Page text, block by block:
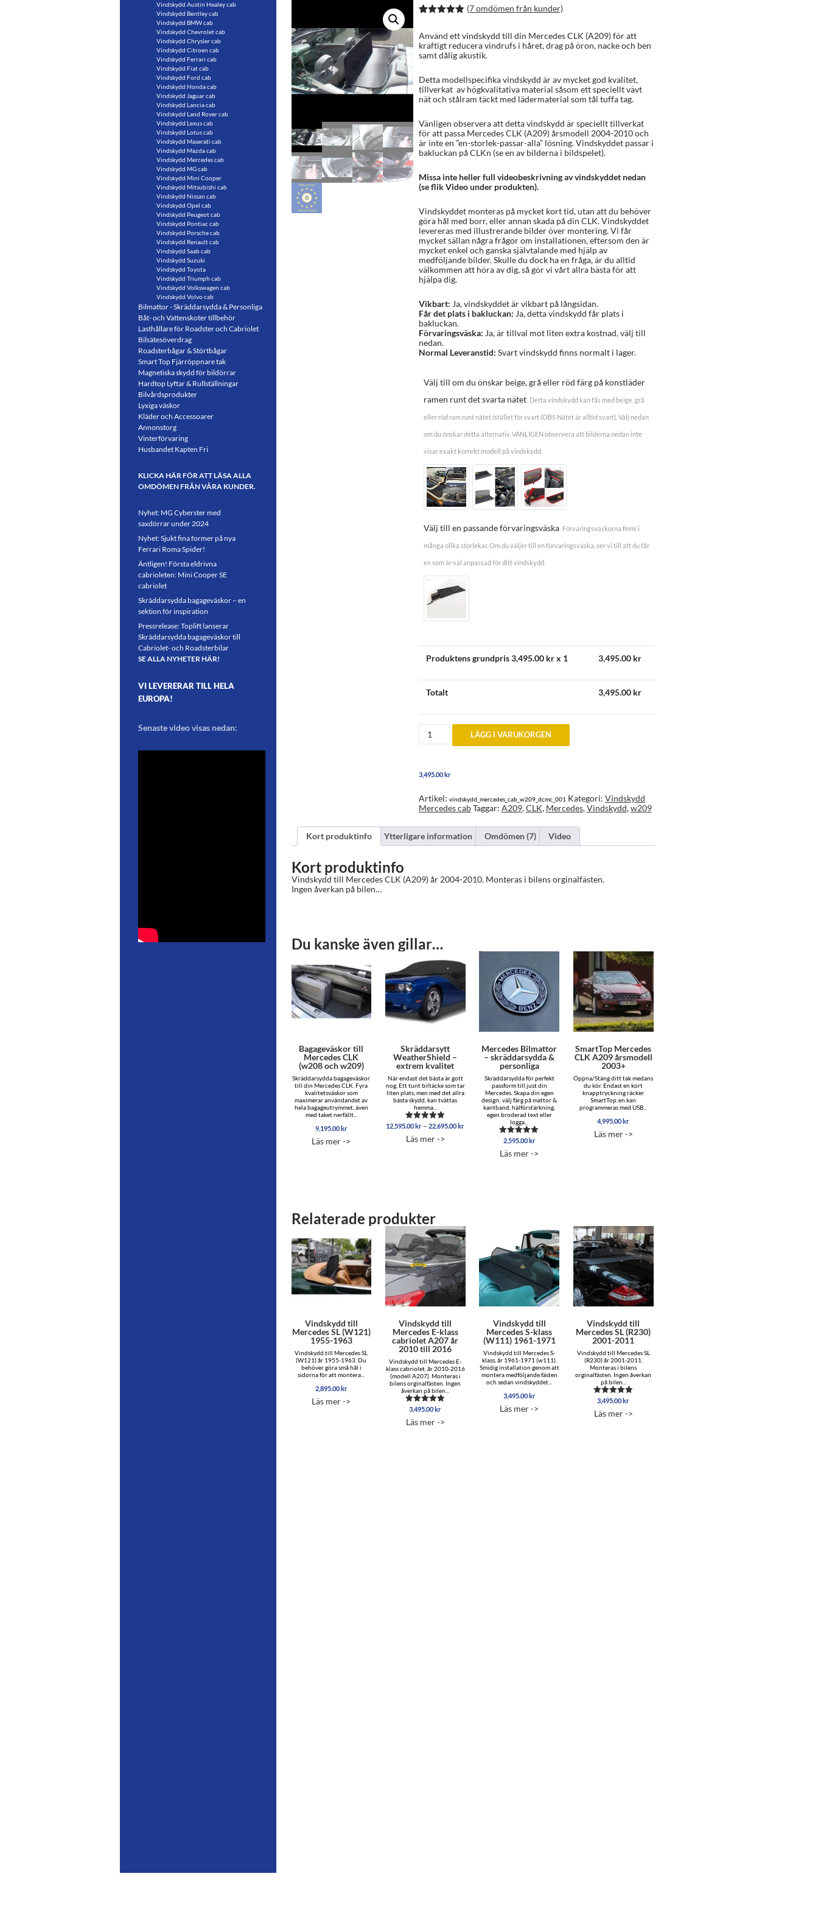
baserat på
kundrecens
ioner
(7omdömen från kunder)
Använd ett vindskydd till din Mercedes CLK (A209) för att
kraftigt reducera vindrufs i håret, drag på öron, nacke och ben
samt dålig akustik.
Detta modellspecifika vindskydd är av mycket god kvalitet,
tillverkat av högkvalitativa material såsom ett speciellt vävt
nät och stålram täckt med lädermaterial som tål tuffa tag.
Vänligen observera att detta vindskydd är speciellt tillverkat
för att passa Mercedes CLK (A209) årsmodell 2004-2010 och
är inte en ”en-storlek-passar-alla” lösning. Vindskyddet passar i
bakluckan på CLKn (se en av bilderna i bildspelet).
Missa inte heller full videobeskrivning av vindskyddet nedan
(se flik Video under produkten).
Vindskyddet monteras på mycket kort tid, utan att du behöver
göra hål med borr, eller annan skada på din CLK. Vindskyddet
levereras med illustrerande bilder över montering. Vi får
mycket sällan några frågor om installationen, eftersom den är
mycket enkel och ganska självtalande med hjälp av
medföljande bilder. Skulle du dock ha en fråga, är du alltid
välkommen att höra av dig, så gör vi vårt allra bästa för att
hjälpa dig.
Vikbart: Ja, vindskyddet är vikbart på långsidan.
Får det plats i bakluckan: Ja, detta vindskydd får plats i
bakluckan.
Förvaringsväska: Ja, är tillval mot liten extra kostnad, välj till
nedan.
Normal Leveranstid: Svart vindskydd finns normalt i lager.
Välj till om du önskar beige, grå eller röd färg på konstläder
ramen runt det svarta nätet Detta vindskydd kan fås med beige, grå
eller röd ram runt nätet istället för svart (OBS Nätet är alltid svart). Välj nedan
om du önskar detta alternativ. VÄNLIGEN observera att bilderna nedan inte
visar exakt korrekt modell på vindskydd.
Välj till en passande förvaringsväska Förvaringsväskorna finns i
många olika storlekar. Om du väljer till en förvaringsväska, ser vi till att du får
en som är väl anpassad för ditt vindskydd.
Produktens grundpris3,495.00kr x 1 3,495.00kr
Totalt 3,495.00kr
Vindskydd
Mercedes
2004-
mängd
LÄGG I VARUKORGEN
3,495.00kr
Artikel: vindskydd_mercedes_cab_w209_dcmc_001 Kategori: Vindskydd
Mercedes cabTaggar: A209,CLK, Mercedes,Vindskydd,w209
Kort produktinfo Ytterligare information Omdömen (7) Video
Kort produktinfo
Vindskydd till Mercedes CLK (A209) år 2004-2010. Monteras i bilens orginalfästen.
Ingen åverkan på bilen…
Du kanske även gillar…
Bagageväskor till
Mercedes CLK
(w208 och w209)
Skräddarsydda bagageväskor
till din Mercedes CLK. Fyra
kvalitetsväskor som
maximerar användandet av
hela bagageutrymmet, även
med taket nerfällt...
9,195.00kr
Läs mer ->
Skräddarsytt
WeatherShield –
extrem kvalitet
När endast det bästa är gott
nog. Ett tunt biltäcke som tar
liten plats, men med det allra
bästa skydd, kan tvättas
hemma...
Betygsatt
av 5
12,595.00kr – 22,695.00krPrisintervall:
12,595.00 kr
22,695.00 kr
Läs mer ->
Mercedes Bilmattor
– skräddarsydda &
personliga
Skräddarsydda för perfekt
passform till just din
Mercedes. Skapa din egen
design; välj färg på mattor &
kantband, hälförstärkning,
egen broderad text eller
logga...
Betygsatt
av 5
2,595.00kr
Läs mer ->
SmartTop Mercedes
CLK A209 årsmodell
2003+
Öppna/Stäng ditt tak medans
du kör. Endast en kort
knapptryckning räcker.
SmartTop:en kan
programmeras med USB...
4,995.00kr
Läs mer ->
Relaterade produkter
Vindskydd till
Mercedes SL (W121)
1955-1963
Vindskydd till Mercedes SL
(W121) år 1955-1963. Du
behöver göra små hål i
sidorna för att montera...
2,895.00 kr
Läs mer ->
Vindskydd till
Mercedes E-klass
cabriolet A207 år
2010 till 2016
Vindskydd till Mercedes E-
klass cabriolet, år 2010-2016
(modell A207). Monteras i
bilens orginalfästen. Ingen
åverkan på bilen...
Betygsatt
av 5
3,495.00 kr
Läs mer ->
Vindskydd till
Mercedes S-klass
(W111) 1961-1971
Vindskydd till Mercedes S-
klass, år 1961-1971 (w111).
Smidig installation genom att
montera medföljande fästen
och sedan vindskyddet...
3,495.00 kr
Läs mer ->
Vindskydd till
Mercedes SL (R230)
2001-2011
Vindskydd till Mercedes SL
(R230) år 2001-2011.
Monteras i bilens
orginalfästen. Ingen åverkan
på bilen...
Betygsatt
av 5
3,495.00 kr
Läs mer ->
Vindskydd Austin Healey cab
Vindskydd Bentley cab
Vindskydd BMW cab
Vindskydd Chevrolet cab
Vindskydd Chrysler cab
Vindskydd Citroen cab
Vindskydd Ferrari cab
Vindskydd Fiat cab
Vindskydd Ford cab
Vindskydd Honda cab
Vindskydd Jaguar cab
Vindskydd Lancia cab
Vindskydd Land Rover cab
Vindskydd Lexus cab
Vindskydd Lotus cab
Vindskydd Maserati cab
Vindskydd Mazda cab
Vindskydd Mercedes cab
Vindskydd MG cab
Vindskydd Mini Cooper
Vindskydd Mitsubishi cab
Vindskydd Nissan cab
Vindskydd Opel cab
Vindskydd Peugeot cab
Vindskydd Pontiac cab
Vindskydd Porsche cab
Vindskydd Renault cab
Vindskydd Saab cab
Vindskydd Suzuki
Vindskydd Toyota
Vindskydd Triumph cab
Vindskydd Volkswagen cab
Vindskydd Volvo cab
Bilmattor - Skräddarsydda & Personliga
Båt- och Vattenskoter tillbehör
Lasthållare för Roadster och Cabriolet
Bilsätesöverdrag
Roadsterbågar & Störtbågar
Smart Top Fjärröppnare tak
Magnetiska skydd för bildörrar
Hardtop Lyftar & Rullställningar
Bilvårdsprodukter
Lyxiga väskor
Kläder och Accessoarer
Annonstorg
Vinterförvaring
Husbandet Kapten Fri
KLICKA HÄR FÖR ATT LÄSA ALLA
OMDÖMEN FRÅN VÅRA KUNDER.
Nyhet: MG Cyberster med
saxdörrar under 2024
Nyhet: Sjukt fina former på nya
Ferrari Roma Spider!
Äntligen! Första eldrivna
cabrioleten: Mini Cooper SE
cabriolet
Skräddarsydda bagageväskor – en
sektion för inspiration
Pressrelease: Toplift lanserar
Skräddarsydda bagageväskor till
Cabriolet- och Roadsterbilar
SE ALLA NYHETER HÄR!
VI LEVERERAR TILL HELA
EUROPA!
Senaste video visas nedan: